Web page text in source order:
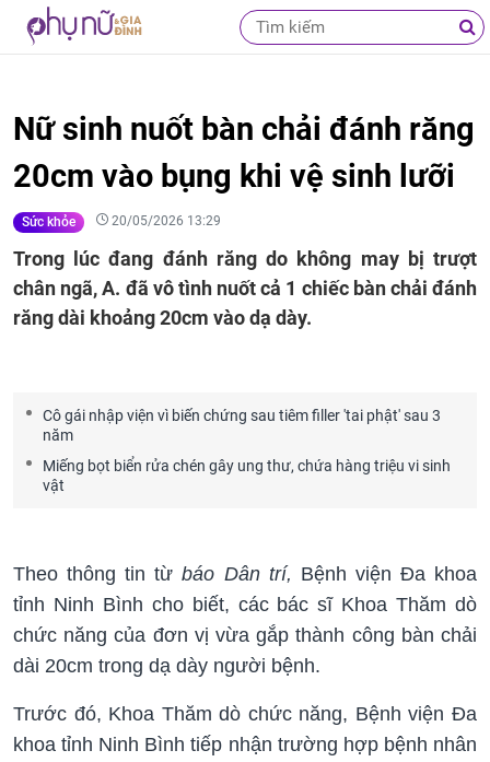
Nữ sinh nuốt bàn chải đánh răng
20cm vào bụng khi vệ sinh lưỡi
Sức khỏe 20/05/2026 13:29
Trong lúc đang đánh răng do không may bị trượt
chân ngã, A. đã vô tình nuốt cả 1 chiếc bàn chải đánh
răng dài khoảng 20cm vào dạ dày.
Cô gái nhập viện vì biến chứng sau tiêm filler 'tai phật' sau 3
năm
Miếng bọt biển rửa chén gây ung thư, chứa hàng triệu vi sinh
vật
Theo thông tin từ báo Dân trí, Bệnh viện Đa khoa
tỉnh Ninh Bình cho biết, các bác sĩ Khoa Thăm dò
chức năng của đơn vị vừa gắp thành công bàn chải
dài 20cm trong dạ dày người bệnh.
Trước đó, Khoa Thăm dò chức năng, Bệnh viện Đa
khoa tỉnh Ninh Bình tiếp nhận trường hợp bệnh nhân